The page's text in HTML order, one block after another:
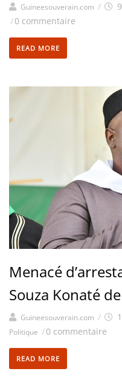
Guineesouverain.com /
/0 commentaire
READ MORE
Menacé
Souza Konaté de
Guineesouverain.com /
Politique /0 commentaire
READ MORE